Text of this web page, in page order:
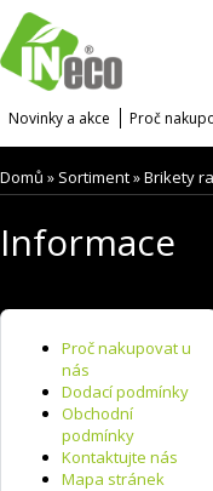
Novinky a akce Proč
Domů » Sortiment»Brikety
Informace
Proč nakupovat u
nás
Dodací podmínky
Obchodní
podmínky
Kontaktujte nás
Mapa stránek